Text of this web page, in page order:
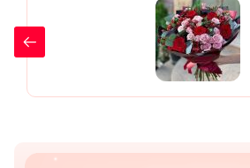
Цветы дочери
Цветы сестре